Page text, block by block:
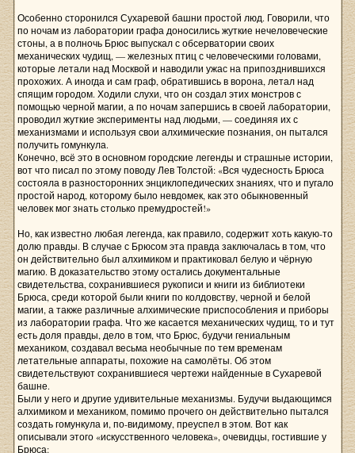
Особенно сторонился Сухаревой башни простой люд. Говорили, что
по ночам из лаборатории графа доносились жуткие нечеловеческие
стоны, а в полночь Брюс выпускал с обсерватории своих
механических чудищ, — железных птиц с человеческими головами,
которые летали над Москвой и наводили ужас на припозднившихся
прохожих. А иногда и сам граф, обратившись в ворона, летал над
спящим городом. Ходили слухи, что он создал этих монстров с
помощью черной магии, а по ночам запершись в своей лаборатории,
проводил жуткие эксперименты над людьми, — соединяя их с
механизмами и используя свои алхимические познания, он пытался
получить гомункула.
Конечно, всё это в основном городские легенды и страшные истории,
вот что писал по этому поводу Лев Толстой: «Вся чудесность Брюса
состояла в разносторонних энциклопедических знаниях, что и пугало
простой народ, которому было невдомек, как это обыкновенный
человек мог знать столько премудростей!»
Но, как известно любая легенда, как правило, содержит хоть какую-то
долю правды. В случае с Брюсом эта правда заключалась в том, что
он действительно был алхимиком и практиковал белую и чёрную
магию. В доказательство этому остались документальные
свидетельства, сохранившиеся рукописи и книги из библиотеки
Брюса, среди которой были книги по колдовству, черной и белой
магии, а также различные алхимические приспособления и приборы
из лаборатории графа. Что же касается механических чудищ, то и тут
есть доля правды, дело в том, что Брюс, будучи гениальным
механиком, создавал весьма необычные по тем временам
летательные аппараты, похожие на самолёты. Об этом
свидетельствуют сохранившиеся чертежи найденные в Сухаревой
башне.
Были у него и другие удивительные механизмы. Будучи выдающимся
алхимиком и механиком, помимо прочего он действительно пытался
создать гомункула и, по-видимому, преуспел в этом. Вот как
описывали этого «искусственного человека», очевидцы, гостившие у
Брюса: